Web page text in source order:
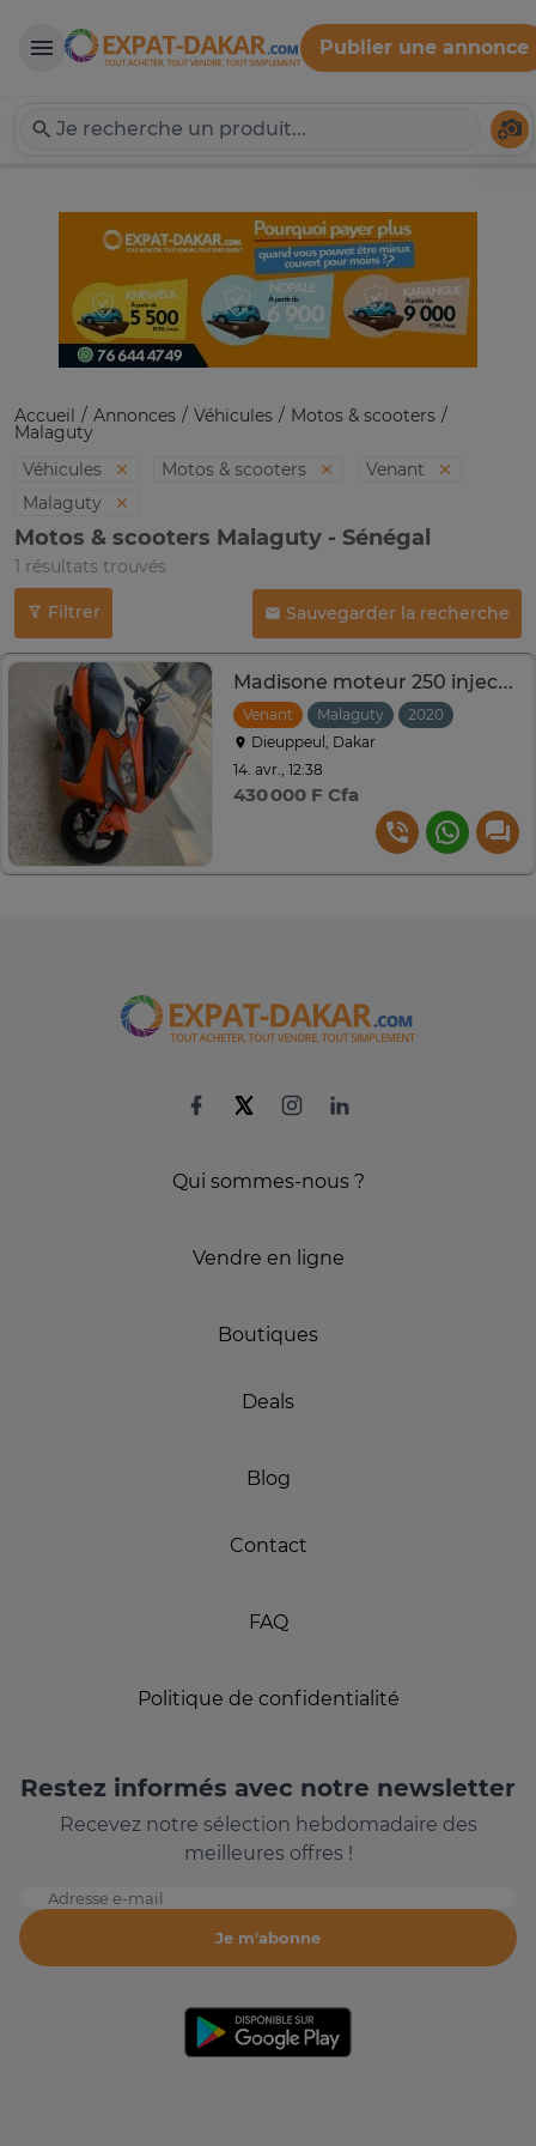
Expat-Dakar
Publier une annonce
Accueil Annonces Véhicules Motos & scooters
Malaguty
Véhicules
Motos & scooters
Venant
Malaguty
Motos & scooters Malaguty - Sénégal
1 résultats trouvés
Filtrer Sauvegarder la recherche
Madisone moteur 250 injection
Venant Malaguty
2020
Dieuppeul, Dakar
14. avr., 12:38
430 000 F Cfa
Qui sommes-nous ?
Vendre en ligne
Boutiques
Deals
Blog
Contact
FAQ
Politique de confidentialité
Restez informés avec notre newsletter
Recevez notre sélection hebdomadaire des
meilleures offres !
Adresse e-mail
Je m'abonne